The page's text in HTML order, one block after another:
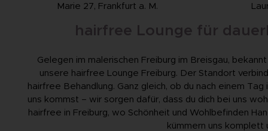
Marie 27, Frankfurt a. M.
hairfree Lounge für
Gelegen im malerischen Freiburg im Breisgau,
unsere hairfree Lounge Freiburg. Der Standort
hairfree Behandlung. Ganz gleich, ob du nach einem
uns kommst – wir sorgen dafür, dass du dich bei uns
hairfree in Freiburg, wo Schönheit und Wohlbefinden
kümmern uns komplett